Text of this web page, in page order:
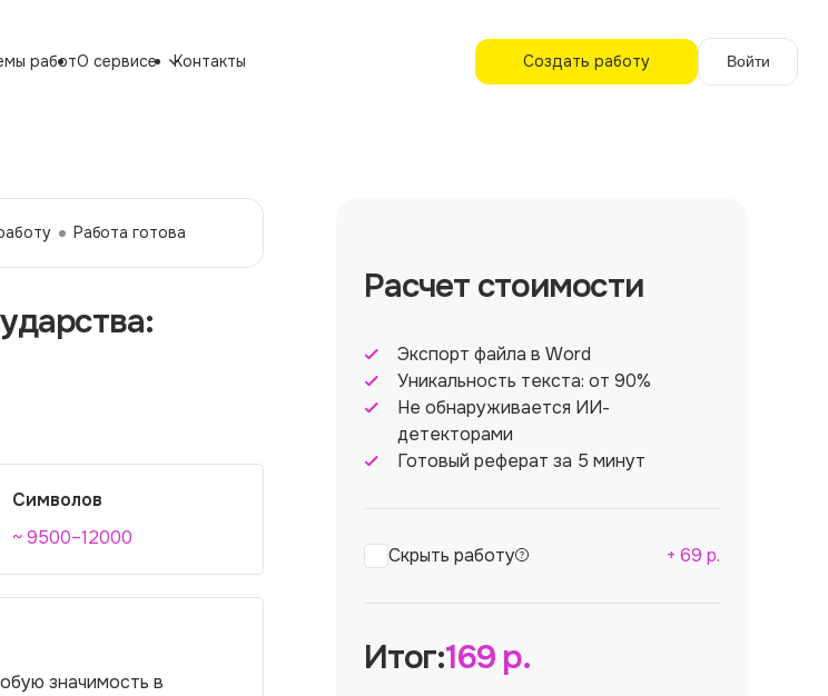
работО сервисе Контакты Создать работу Войти
Работа готова
Символов
~ 9500–12000
значимость в
Расчет стоимости
Экспорт файла в Word
Уникальность текста: от 90%
Не обнаруживается ИИ-
детекторами
Готовый реферат за 5 минут
Скрыть работу + 69 р.
Итог:169р.